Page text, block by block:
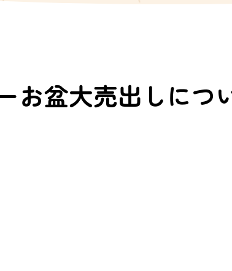
お盆大売出しにつ